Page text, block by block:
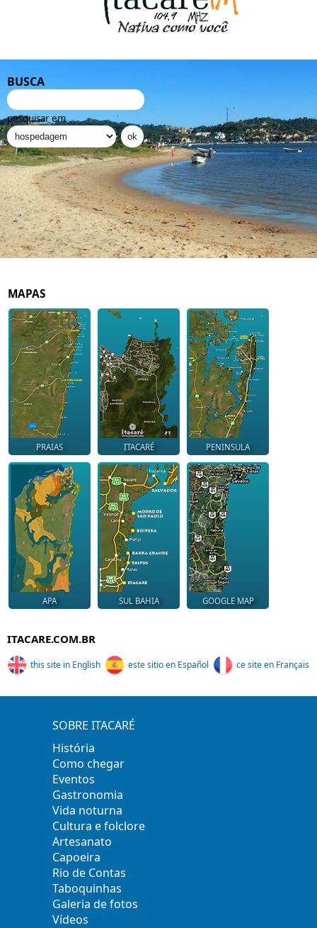
BUSCA
pesquisar em
MAPAS
PRAIAS ITACARÉ PENINSULA
APA SUL BAHIA GOOGLE MAP
ITACARE.COM.BR
this site in English este sitio en Español ce site en Français
SOBRE ITACARÉ
História
Como chegar
Eventos
Gastronomia
Vida noturna
Cultura e folclore
Artesanato
Capoeira
Rio de Contas
Taboquinhas
Galeria de fotos
Vídeos